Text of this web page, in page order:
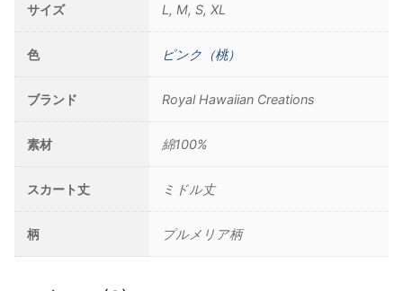
サイズ L, M, S, XL
色 ピンク（桃）
ブランド Royal Hawaiian Creations
素材 綿100%
スカート丈 ミドル丈
柄 プルメリア柄